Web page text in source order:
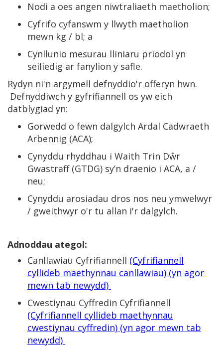
Nodi a oes angen niwtraliaeth maetholion;
Cyfrifo cyfanswm y llwyth maetholion
mewn kg / bl; a
Cynllunio mesurau lliniaru priodol yn
seiliedig ar fanylion y safle.
Rydyn ni'n argymell defnyddio'r offeryn hwn.
Defnyddiwch y gyfrifiannell os yw eich
datblygiad yn:
Gorwedd o fewn dalgylch Ardal Cadwraeth
Arbennig (ACA);
Cynyddu rhyddhau i Waith Trin Dŵr
Gwastraff (GTDG) sy’n draenio i ACA, a /
neu;
Cynyddu arosiadau dros nos neu ymwelwyr
/ gweithwyr o'r tu allan i'r dalgylch.
Adnoddau ategol:
Canllawiau Cyfrifiannell (Cyfrifiannell
cyllideb maethynnau canllawiau) (yn agor
mewn tab newydd)
Cwestiynau Cyffredin Cyfrifiannell
(Cyfrifiannell cyllideb maethynnau
cwestiynau cyffredin) (yn agor mewn tab
newydd)